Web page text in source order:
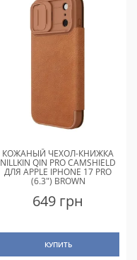
КОЖАНЫЙ ЧЕХОЛ-КНИЖКА
NILLKIN QIN PRO CAMSHIELD
ДЛЯ APPLE IPHONE 17 PRO
(6.3") BROWN
649 грн
КУПИТЬ